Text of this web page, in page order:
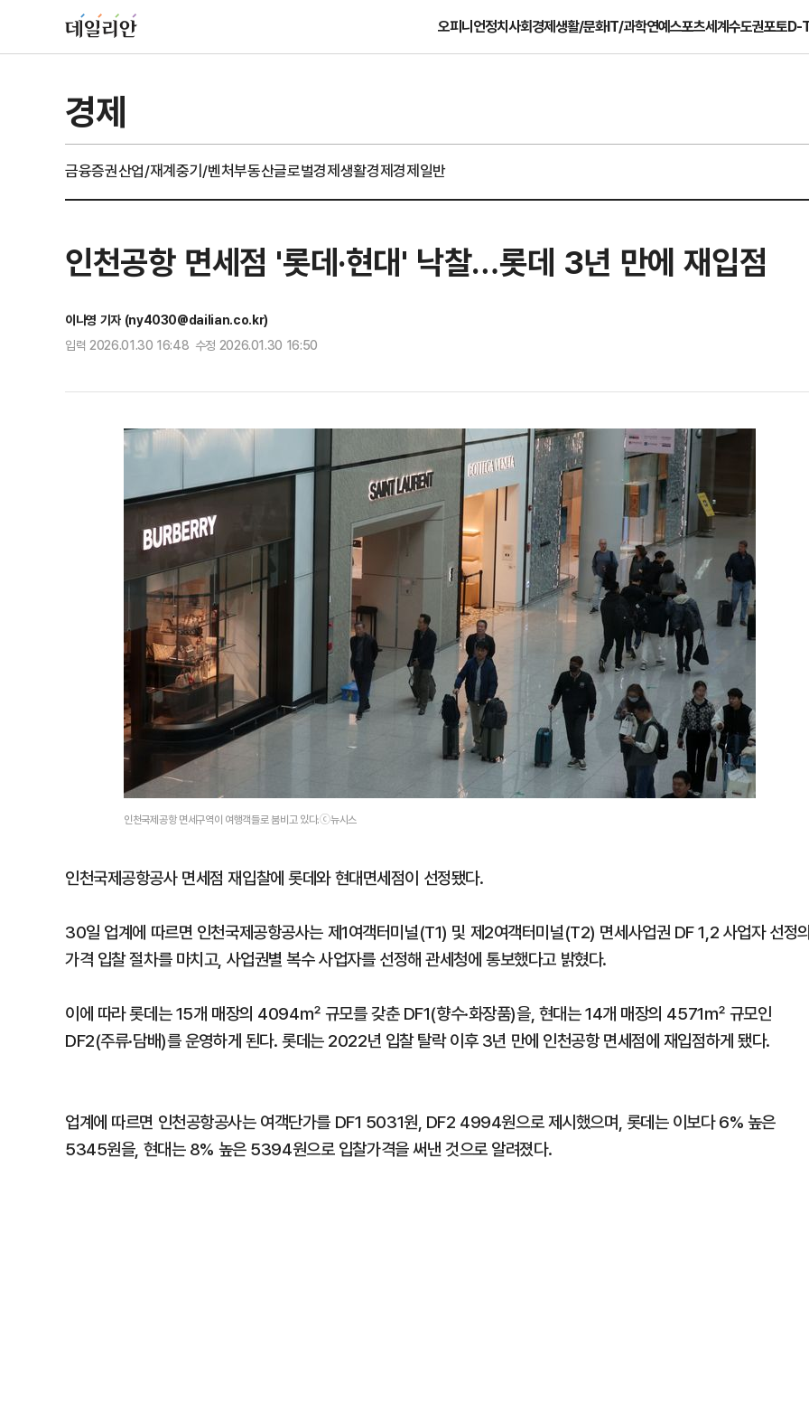
오피니언정치사회경제생활/문화IT/과학연예스포츠세계수도권포토D-
경제
금융증권산업/재계중기/벤처부동산글로벌경제생활경제경제일반
인천공항 면세점 '롯데·현대' 낙찰…롯데 3년 만에 재입점
이나영 기자 (ny4030@dailian.co.kr)
입력 2026.01.30 16:48 수정 2026.01.30 16:50
인천국제공항 면세구역이 여행객들로 붐비고 있다.ⓒ뉴시스
인천국제공항공사 면세점 재입찰에 롯데와 현대면세점이 선정됐다.
30일 업계에 따르면 인천국제공항공사는 제1여객터미널(T1) 및 제2여객터미널(T2) 면세사업권 DF 1,2 사업자 선정
가격 입찰 절차를 마치고, 사업권별 복수 사업자를 선정해 관세청에 통보했다고 밝혔다.
이에 따라 롯데는 15개 매장의 4094㎡ 규모를 갖춘 DF1(향수·화장품)을, 현대는 14개 매장의 4571㎡ 규모인
DF2(주류·담배)를 운영하게 된다. 롯데는 2022년 입찰 탈락 이후 3년 만에 인천공항 면세점에 재입점하게 됐다.
업계에 따르면 인천공항공사는 여객단가를 DF1 5031원, DF2 4994원으로 제시했으며, 롯데는 이보다 6% 높은
5345원을, 현대는 8% 높은 5394원으로 입찰가격을 써낸 것으로 알려졌다.